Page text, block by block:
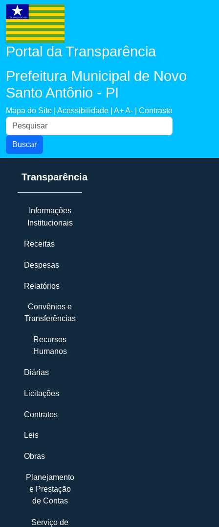
Portal da Transparência
Prefeitura Municipal de Novo
Santo Antônio - PI
Mapa do Site | Acessibilidade | A+A- | Contraste
Buscar
Transparência
Informações
Institucionais
Receitas
Despesas
Relatórios
Convênios e
Transferências
Recursos
Humanos
Diárias
Licitações
Contratos
Leis
Obras
Planejamento
e Prestação
de Contas
Serviço de